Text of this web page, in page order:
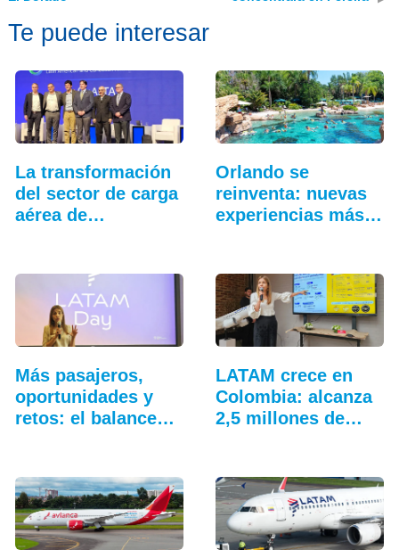
Te puede interesar
La transformación
del sector de carga
aérea de
Orlando se
reinventa: nuevas
experiencias más
Más pasajeros,
oportunidades y
retos: el balance…
LATAM crece en
Colombia: alcanza
2,5 millones de…